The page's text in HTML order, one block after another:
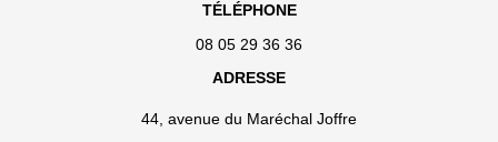
TÉLÉPHONE
08 05 29 36 36
ADRESSE
44, avenue du Maréchal Joffre